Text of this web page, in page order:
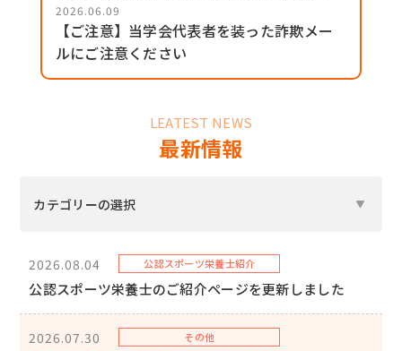
2026.06.09
【ご注意】当学会代表者を装った詐欺メー
ルにご注意ください
LEATEST NEWS
最新情報
カテゴリーの選択
2026.08.04 公認スポーツ栄養士紹介
公認スポーツ栄養士のご紹介ページを更新しました
2026.07.30 その他